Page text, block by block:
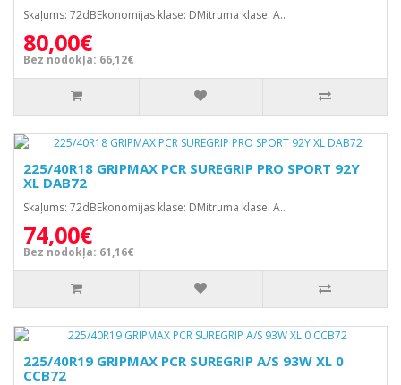
Skaļums: 72dBEkonomijas klase: DMitruma klase: A..
80,00€
Bez nodokļa: 66,12€
225/40R18 GRIPMAX PCR SUREGRIP PRO SPORT 92Y
XL DAB72
Skaļums: 72dBEkonomijas klase: DMitruma klase: A..
74,00€
Bez nodokļa: 61,16€
225/40R19 GRIPMAX PCR SUREGRIP A/S 93W XL 0
CCB72